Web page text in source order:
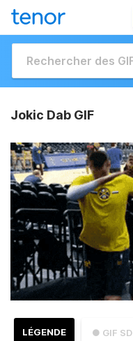
Jokic Dab GIF
● GIF SD
LÉGENDE